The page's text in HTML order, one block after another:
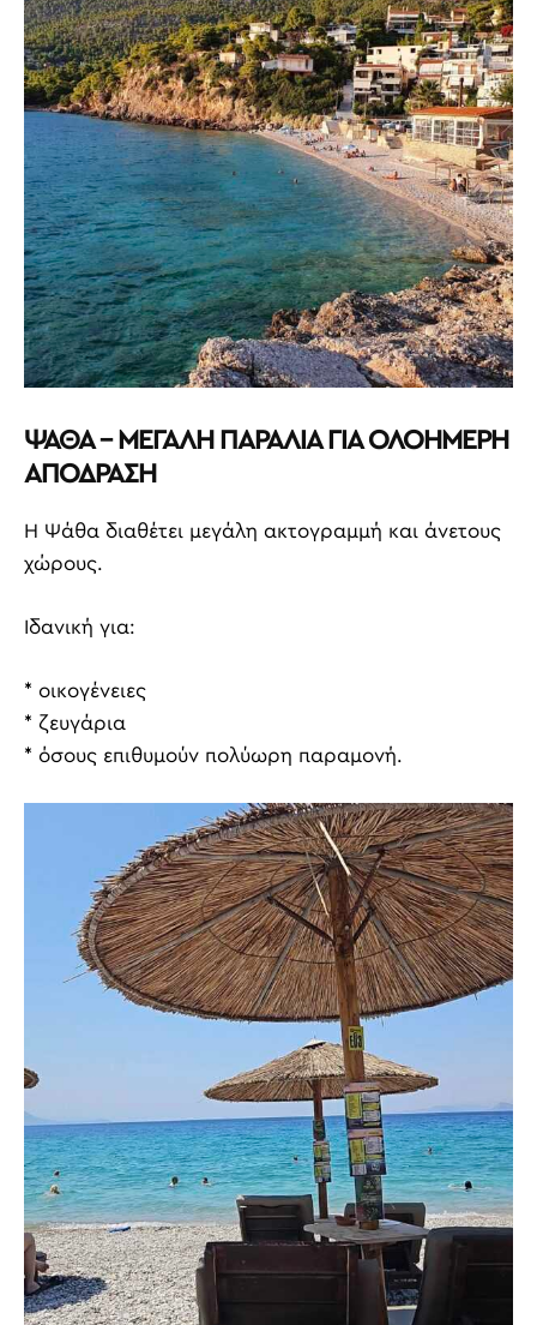
ΨΑΘΑ – ΜΕΓΑΛΗ ΠΑΡΑΛΙΑ ΓΙΑ ΟΛΟΗΜΕΡΗ
ΑΠΟΔΡΑΣΗ
Η Ψάθα διαθέτει μεγάλη ακτογραμμή και άνετους
χώρους.
Ιδανική για:
* οικογένειες
* ζευγάρια
* όσους επιθυμούν πολύωρη παραμονή.